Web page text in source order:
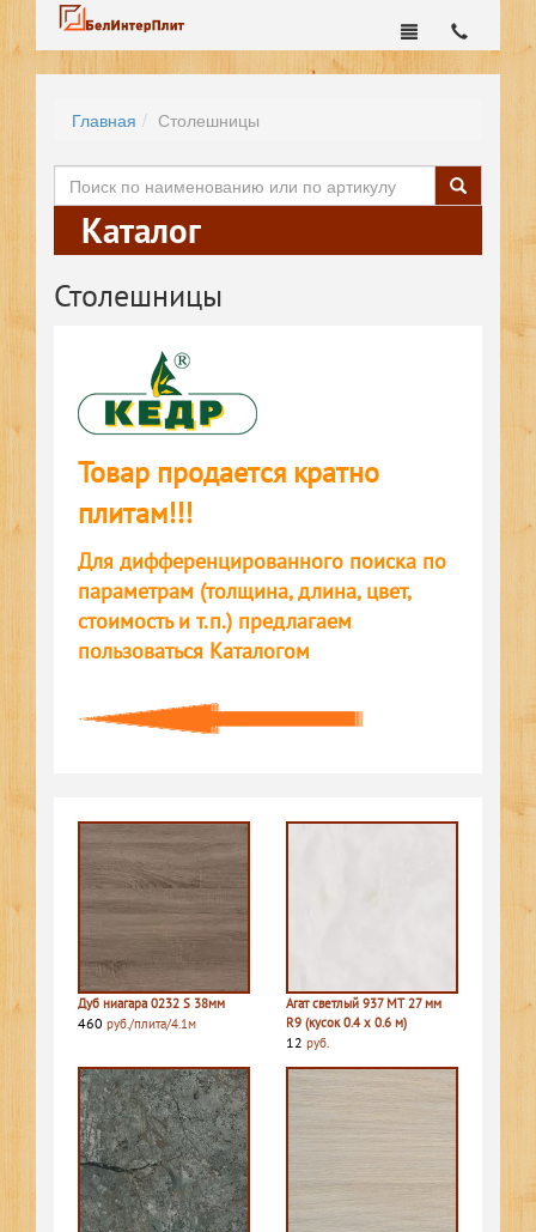
Главная Столешницы
Каталог
Столешницы
Товар продается кратно
плитам!!!
Для дифференцированного поиска по
параметрам (толщина, длина, цвет,
стоимость и т.п.) предлагаем
пользоваться Каталогом
Дуб ниагара 0232 S 38мм
460 руб./плита/4.1м
Агат светлый 937 MT 27 мм
R9 (кусок 0.4 х 0.6 м)
12 руб.